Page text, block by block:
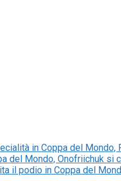
in Coppa del Mondo,
del Mondo, Onofriichuk si
il podio in Coppa del